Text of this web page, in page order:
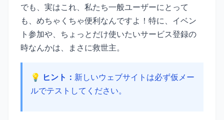
でも、実はこれ、私たち一般ユーザーにとって
も、めちゃくちゃ便利なんですよ！特に、イベン
ト参加や、ちょっとだけ使いたいサービス登録の
時なんかは、まさに救世主。
💡 ヒント： 新しいウェブサイトは必ず仮メー
ルでテストしてください。